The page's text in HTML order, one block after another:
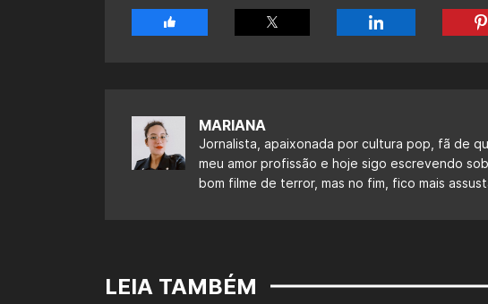
MARIANA
Jornalista, apaixonada por cultura pop, fã de
meu amor profissão e hoje sigo escrevendo
bom filme de terror, mas no fim, fico mais
LEIA TAMBÉM